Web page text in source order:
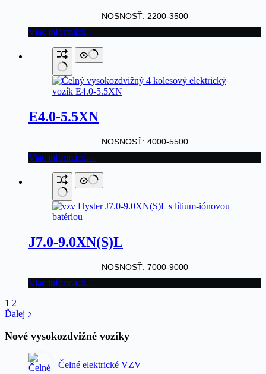
NOSNOSŤ: 2200-3500
Viac informácií…
E4.0-5.5XN
NOSNOSŤ: 4000-5500
Viac informácií…
J7.0-9.0XN(S)L
NOSNOSŤ: 7000-9000
Viac informácií…
1 2
Ďalej
Nové vysokozdvižné vozíky
Čelné elektrické VZV